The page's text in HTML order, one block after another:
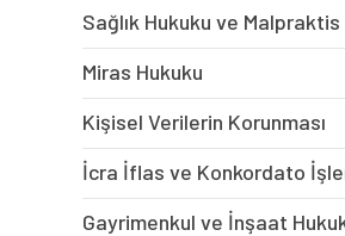
Sağlık Hukuku ve Malpraktis
Miras Hukuku
Kişisel Verilerin Korunması
İcra İflas ve Konkordato
Gayrimenkul ve İnşaat